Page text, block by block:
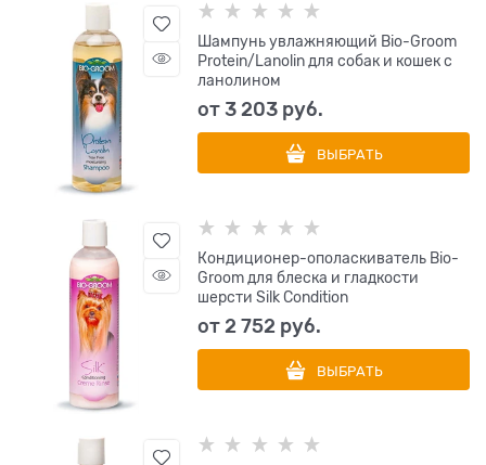
Шампунь увлажняющий Bio-Groom
Protein/Lanolin для собак и кошек с
ланолином
от3 203 руб.
ВЫБРАТЬ
Кондиционер-ополаскиватель Bio-
Groom для блеска и гладкости
шерсти Silk Condition
от2 752 руб.
ВЫБРАТЬ